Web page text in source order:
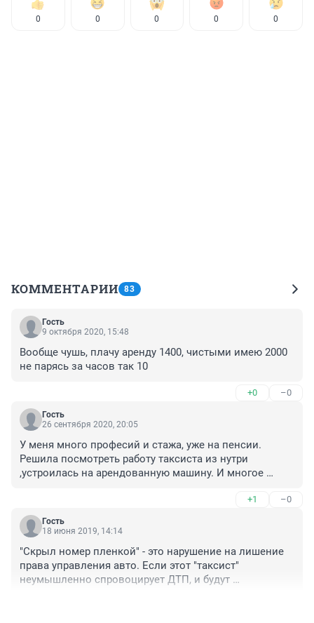
0 0 0 0 0
КОММЕНТАРИИ 83
Гость
9 октября 2020, 15:48
Вообще чушь, плачу аренду 1400, чистыми имею 2000
не парясь за часов так 10
+0 –0
Гость
26 сентября 2020, 20:05
У меня много професий и стажа, уже на пенсии.
Решила посмотреть работу таксиста из нутри
,устроилась на арендованную машину. И многое
что чувствует человек проведя 12 часов за рулем в
пробках и еще к каждому пассажиру свой подход. А
если у пассажира плохое настроение? Кто виноват?
тут двойная сплошная? А почему вы тут поехали? А
не там? А ни чего ,что там ремонт дороги и все
перекрыто? Или пробка? И все пытаются научить
+1 –0
Гость
18 июня 2019, 14:14
"Скрыл номер пленкой" - это нарушение на лишение
права управления авто. Если этот "таксист"
неумышленно спровоцирует ДТП, и будут